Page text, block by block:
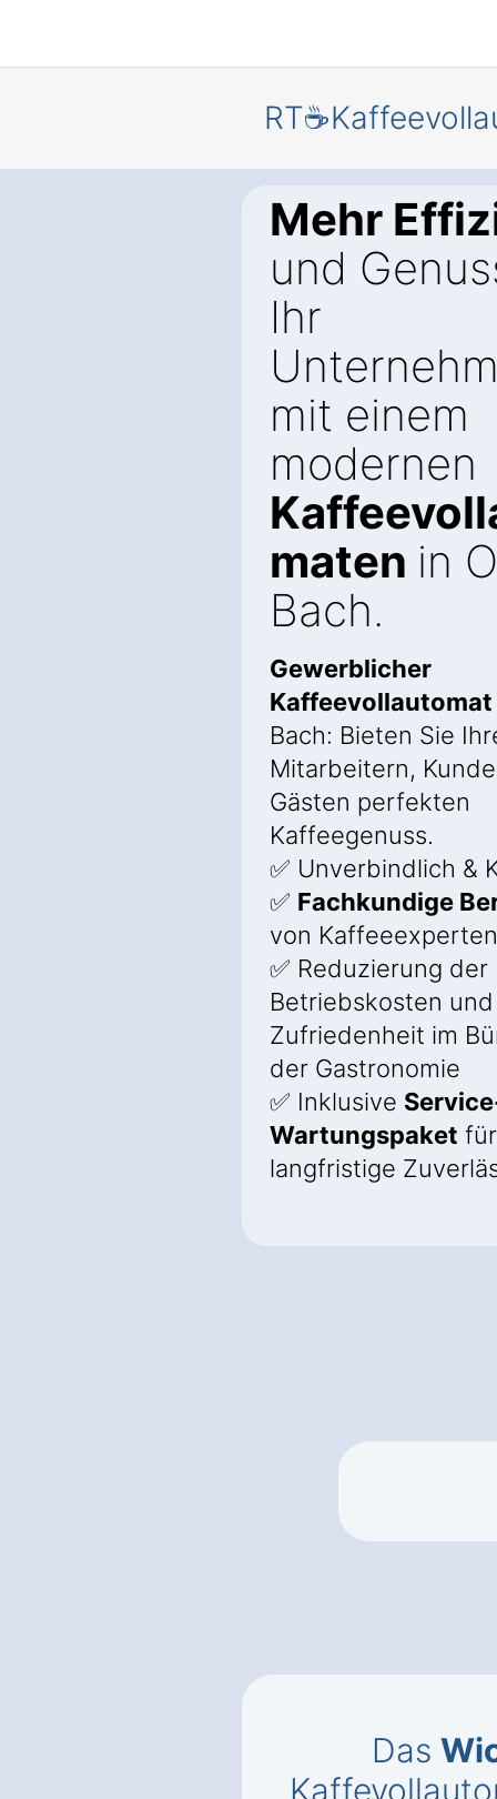
Mehr
und
Ihr
mit einem
modernen
maten in
Bach.
Gewerblicher
Kaffeevollautomat
Bach: Bieten Sie
Mitarbeitern,
Gästen perfekten
Kaffeegenuss.
✅ Unverbindlich &
✅ Fachkundige
von Kaffeeexperten
✅ Reduzierung der
Betriebskosten
Zufriedenheit im
der Gastronomie
✅ Inklusive
Wartungspaket für
langfristige
Das